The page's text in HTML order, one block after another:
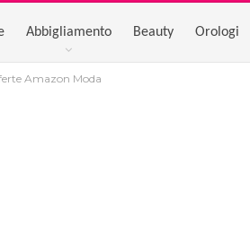
Abbigliamento Beauty Orologi
Amazon Moda